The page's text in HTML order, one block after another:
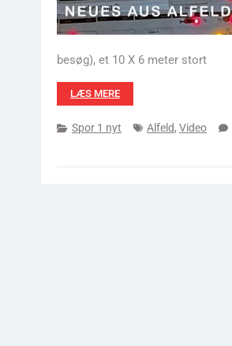
besøg), et 10 X 6 meter stort
LÆS MERE
Spor 1 nyt Alfeld, Video